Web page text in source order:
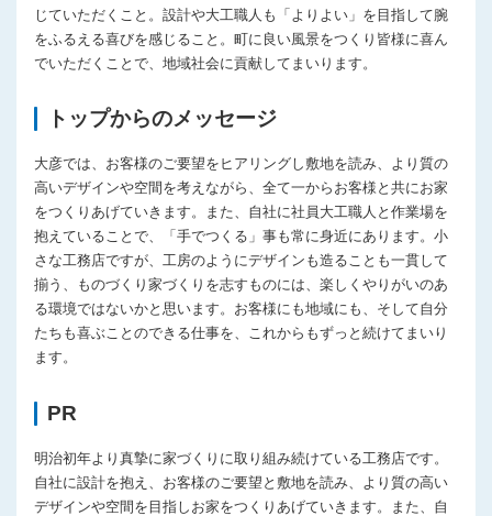
じていただくこと。設計や大工職人も「よりよい」を目指して腕
をふるえる喜びを感じること。町に良い風景をつくり皆様に喜ん
でいただくことで、地域社会に貢献してまいります。
トップからのメッセージ
大彦では、お客様のご要望をヒアリングし敷地を読み、より質の
高いデザインや空間を考えながら、全て一からお客様と共にお家
をつくりあげていきます。また、自社に社員大工職人と作業場を
抱えていることで、「手でつくる」事も常に身近にあります。小
さな工務店ですが、工房のようにデザインも造ることも一貫して
揃う、ものづくり家づくりを志すものには、楽しくやりがいのあ
る環境ではないかと思います。お客様にも地域にも、そして自分
たちも喜ぶことのできる仕事を、これからもずっと続けてまいり
ます。
PR
明治初年より真摯に家づくりに取り組み続けている工務店です。
自社に設計を抱え、お客様のご要望と敷地を読み、より質の高い
デザインや空間を目指しお家をつくりあげていきます。また、自